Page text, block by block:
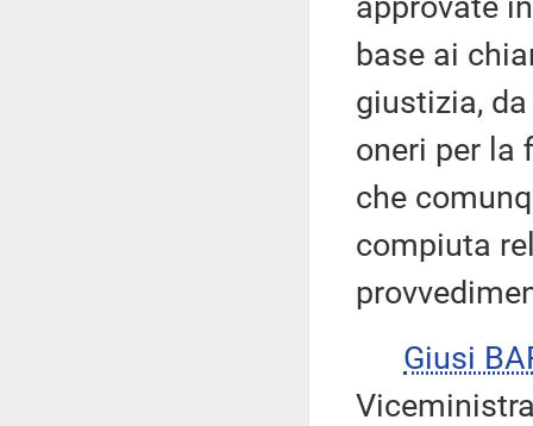
base ai
giustizia,
oneri per la
che
compiuta
Giusi